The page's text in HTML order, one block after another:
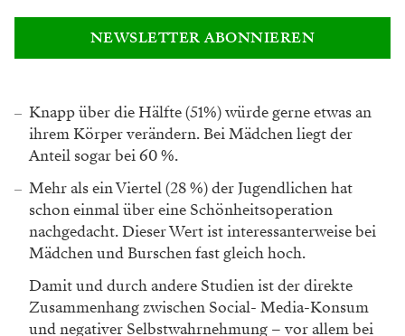
NEWSLETTER ABONNIEREN
Knapp über die Hälfte (51%) würde gerne etwas an
ihrem Körper verändern. Bei Mädchen liegt der
Anteil sogar bei 60 %.
Mehr als ein Viertel (28 %) der Jugendlichen hat
schon einmal über eine Schönheitsoperation
nachgedacht. Dieser Wert ist interessanterweise bei
Mädchen und Burschen fast gleich hoch.
Damit und durch andere Studien ist der direkte
Zusammenhang zwischen Social- Media-Konsum
und negativer Selbstwahrnehmung – vor allem bei